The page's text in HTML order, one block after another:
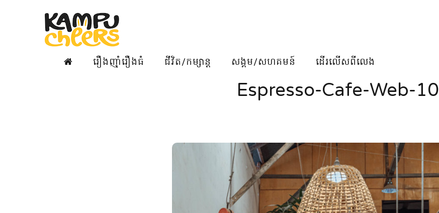
រឿងញ៉ាំរឿងធំ ជីវិត/កម្សាន្ត សង្គម/សហគមន៍ ដើរលើសពីលេង
Espresso-Cafe-Web-10